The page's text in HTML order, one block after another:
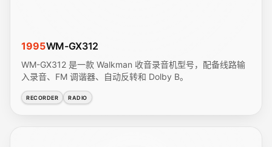
1995WM-GX312
WM-GX312 是一款 Walkman 收音录音机型号，配备线路输
入录音、FM 调谐器、自动反转和 Dolby B。
RECORDER RADIO